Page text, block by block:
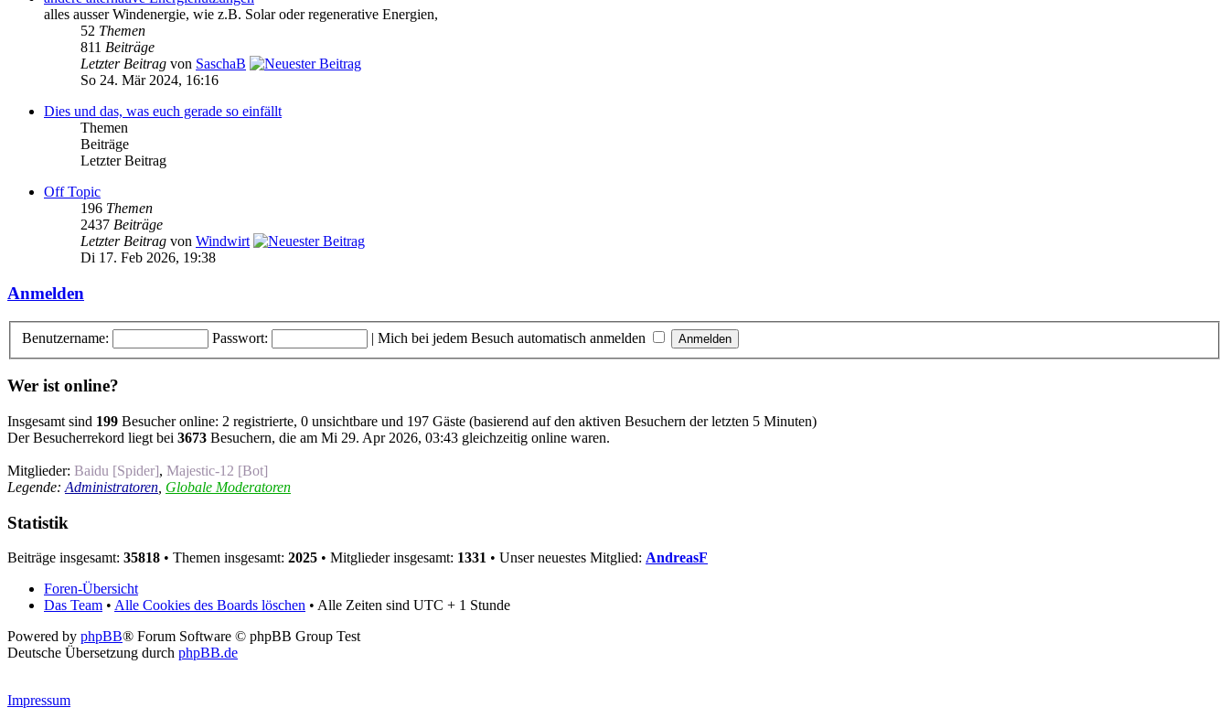
alles ausser Windenergie, wie z.B. Solar oder regenerative Energien,
52 Themen
811 Beiträge
Letzter Beitrag von SaschaB
So 24. Mär 2024, 16:16
Dies und das, was euch gerade so einfällt
Themen
Beiträge
Letzter Beitrag
Off Topic
196 Themen
2437 Beiträge
Letzter Beitrag von Windwirt
Di 17. Feb 2026, 19:38
Anmelden
Benutzername: Passwort: | Mich bei jedem Besuch automatisch anmelden
Wer ist online?
Insgesamt sind 199 Besucher online: 2 registrierte, 0 unsichtbare und 197 Gäste (basierend auf den aktiven Besuchern der letzten 5 Minuten)
Der Besucherrekord liegt bei 3673 Besuchern, die am Mi 29. Apr 2026, 03:43 gleichzeitig online waren.
Mitglieder: Baidu [Spider], Majestic-12 [Bot]
Legende: Administratoren Globale Moderatoren
Statistik
Beiträge insgesamt: 35818 • Themen insgesamt: 2025 • Mitglieder insgesamt: 1331 • Unser neuestes Mitglied: AndreasF
Foren-Übersicht
Das Team • Alle Cookies des Boards löschen • Alle Zeiten sind UTC + 1 Stunde
Powered by phpBB® Forum Software © phpBB Group Test
Deutsche Übersetzung durch phpBB.de
Impressum